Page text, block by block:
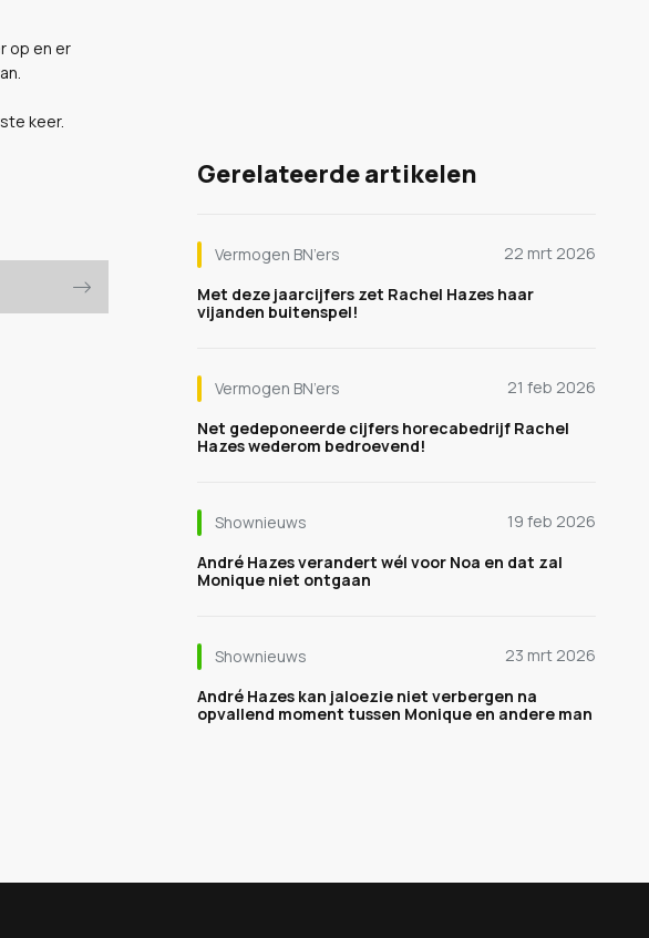
op en er
keer.
Gerelateerde artikelen
Vermogen BN’ers
22 mrt 2026
Met deze jaarcijfers zet Rachel Hazes haar
vijanden buitenspel!
Vermogen BN’ers
21 feb 2026
Net gedeponeerde cijfers horecabedrijf Rachel
Hazes wederom bedroevend!
Shownieuws
19 feb 2026
André Hazes verandert wél voor Noa en dat zal
Monique niet ontgaan
Shownieuws
23 mrt 2026
André Hazes kan jaloezie niet verbergen na
opvallend moment tussen Monique en andere man